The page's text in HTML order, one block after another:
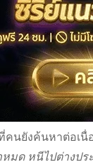
คนยังค้นหาต่อเนื่
มด หนีไปต่างปร